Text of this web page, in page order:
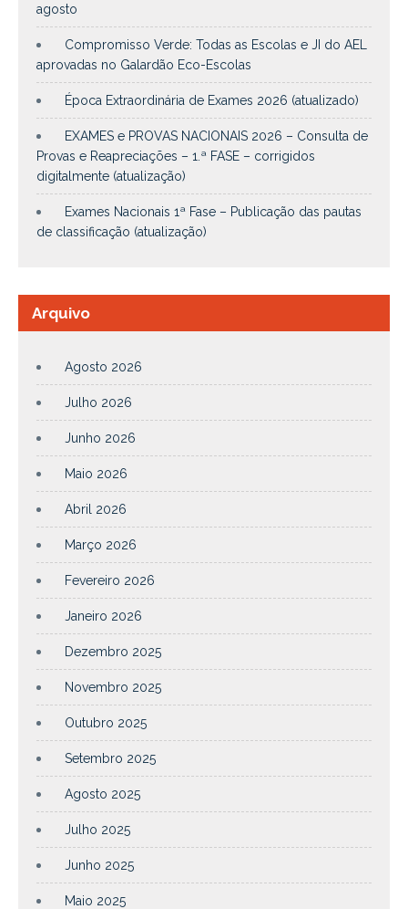
agosto
Compromisso Verde: Todas as Escolas e JI do AEL
aprovadas no Galardão Eco-Escolas
Época Extraordinária de Exames 2026 (atualizado)
EXAMES e PROVAS NACIONAIS 2026 – Consulta de
Provas e Reapreciações – 1.ª FASE – corrigidos
digitalmente (atualização)
Exames Nacionais 1ª Fase – Publicação das pautas
de classificação (atualização)
Arquivo
Agosto 2026
Julho 2026
Junho 2026
Maio 2026
Abril 2026
Março 2026
Fevereiro 2026
Janeiro 2026
Dezembro 2025
Novembro 2025
Outubro 2025
Setembro 2025
Agosto 2025
Julho 2025
Junho 2025
Maio 2025